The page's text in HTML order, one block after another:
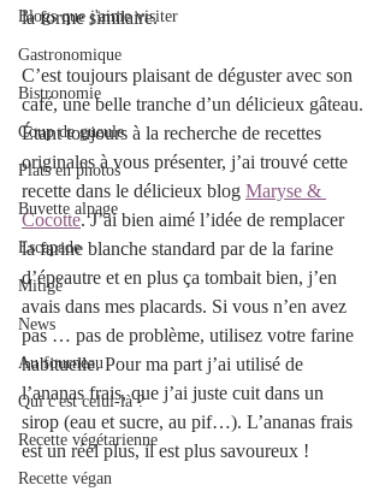
Blogs que j'aime visiter
Gastronomique
Bistronomie
Coup de gueule
Plats en photos
Buvette alpage
Escapade
Mitigé
News
Au fourneau
Qui c'est celui-là ?
Recette végétarienne
Recette végan
la forme similaire.
C’est toujours plaisant de déguster avec son
café, une belle tranche d’un délicieux gâteau.
Étant toujours à la recherche de recettes
originales à vous présenter, j’ai trouvé cette
recette dans le délicieux blog Maryse &
Cocotte. J’ai bien aimé l’idée de remplacer
la farine blanche standard par de la farine
d’épeautre et en plus ça tombait bien, j’en
avais dans mes placards. Si vous n’en avez
pas … pas de problème, utilisez votre farine
habituelle. Pour ma part j’ai utilisé de
l’ananas frais, que j’ai juste cuit dans un
sirop (eau et sucre, au pif…). L’ananas frais
est un réel plus, il est plus savoureux !